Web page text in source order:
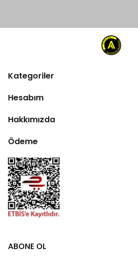
Kategoriler
Hesabım
Hakkımızda
Ödeme
ABONE OL